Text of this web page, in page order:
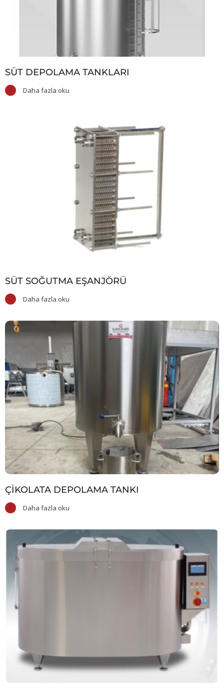
SÜT DEPOLAMA TANKLARI
Daha fazla oku
SÜT SOĞUTMA EŞANJÖRÜ
Daha fazla oku
ÇIKOLATA DEPOLAMA TANKI
Daha fazla oku